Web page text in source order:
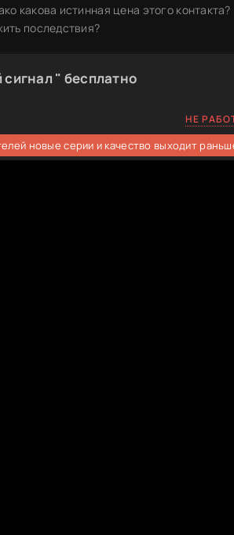
какова истинная цена этого контакта?
последствия?
" бесплатно
НЕ
новые серии и качество выходит